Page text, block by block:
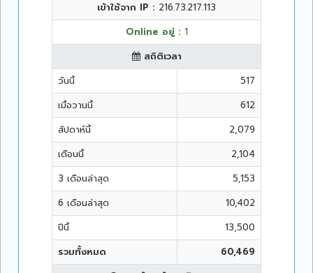
เข้าใช้จาก IP : 216.73.217.113
Online อยู่ : 1
สถิติเวลา
วันนี้
517
เมื่อวานนี้
612
สัปดาห์นี้
2,079
เดือนนี้
2,104
3 เดือนล่าสุด
5,153
6 เดือนล่าสุด
10,402
ปีนี้
13,500
รวมทั้งหมด
60,469